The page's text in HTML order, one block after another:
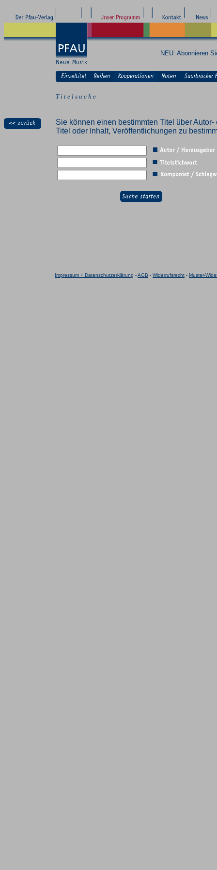
NEU: Abonnieren
T i t e l s u c h e
Sie können einen bestimmten Titel über
Titel oder Inhalt, Veröffentlichungen zu
Impressum + Datenschutzerklärung -AGB - Widerrufsrecht - Muster-